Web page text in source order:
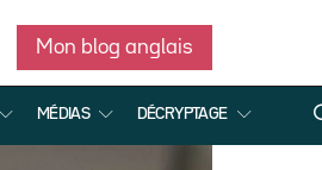
Mon blog anglais
MÉDIAS DÉCRYPTAGE